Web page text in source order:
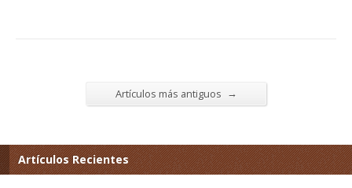
Artículos más antiguos →
Artículos Recientes